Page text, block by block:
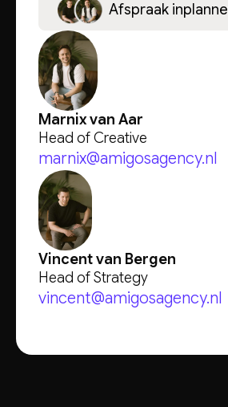
Afspraak inp anne
Marnix van Aar
Head of Creative
marnix@amigosagency.nl
Vincent van Bergen
Head of Strategy
vincent@amigosagency.nl